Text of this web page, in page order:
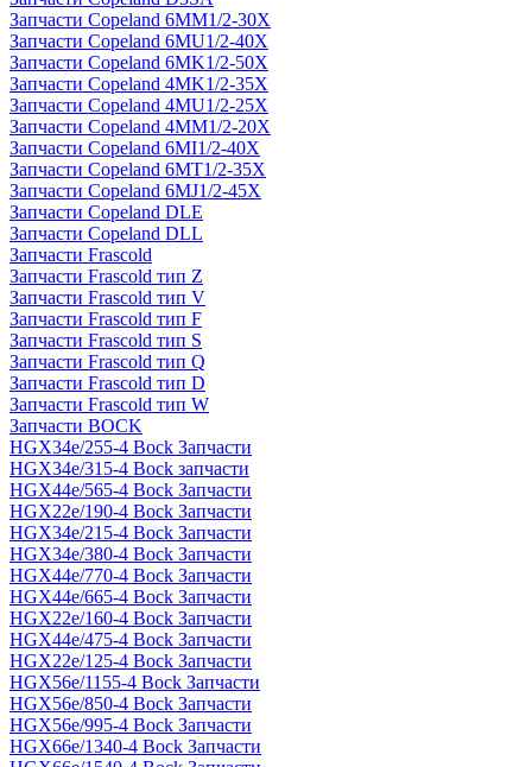
Запчасти Copeland 6MM1/2-30X
Запчасти Copeland 6MU1/2-40X
Запчасти Copeland 6MK1/2-50X
Запчасти Copeland 4MK1/2-35X
Запчасти Copeland 4MU1/2-25X
Запчасти Copeland 4MM1/2-20X
Запчасти Copeland 6MI1/2-40X
Запчасти Copeland 6MT1/2-35X
Запчасти Copeland 6MJ1/2-45X
Запчасти Copeland DLE
Запчасти Copeland DLL
Запчасти Frascold
Запчасти Frascold тип Z
Запчасти Frascold тип V
Запчасти Frascold тип F
Запчасти Frascold тип S
Запчасти Frascold тип Q
Запчасти Frascold тип D
Запчасти Frascold тип W
Запчасти BOCK
HGX34e/255-4 Bock Запчасти
HGX34e/315-4 Bock запчасти
HGX44e/565-4 Bock Запчасти
HGX22e/190-4 Bock Запчасти
HGX34e/215-4 Bock Запчасти
HGX34e/380-4 Bock Запчасти
HGX44e/770-4 Bock Запчасти
HGX44e/665-4 Bock Запчасти
HGX22e/160-4 Bock Запчасти
HGX44e/475-4 Bock Запчасти
HGX22e/125-4 Bock Запчасти
HGX56e/1155-4 Bock Запчасти
HGX56e/850-4 Bock Запчасти
HGX56e/995-4 Bock Запчасти
HGX66e/1340-4 Bock Запчасти